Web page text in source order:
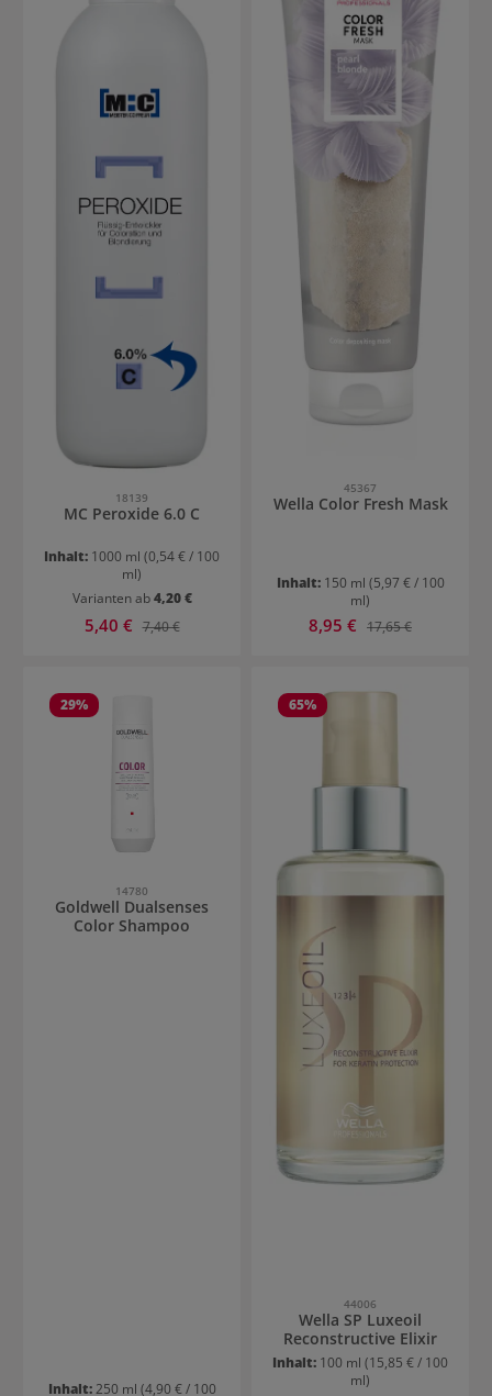
18139
MC Peroxide 6.0 C
Inhalt: 1000 ml (0,54 € / 100
ml)
Varianten ab4,20 €
Verkaufspreis:
5,40 € Regulärer Preis:
7,40 €
45367
Wella Color Fresh Mask
Inhalt: 150 ml (5,97 € / 100
ml)
Verkaufspreis:
8,95 € Regulärer Preis:
17,65 €
29%
14780
Goldwell Dualsenses
Color Shampoo
Inhalt:250 ml (4,90 € / 100
65%
44006
Wella SP Luxeoil
Reconstructive Elixir
Inhalt: 100 ml (15,85 € / 100
ml)